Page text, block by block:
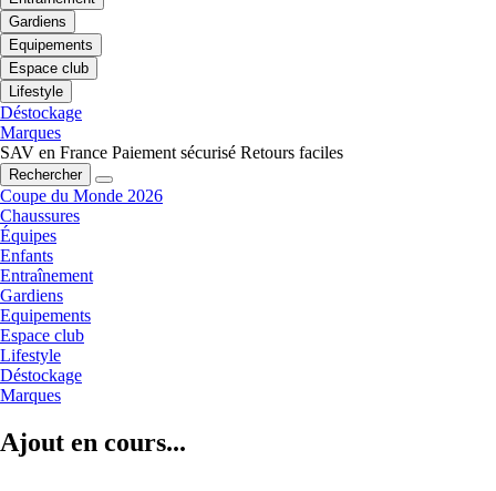
Gardiens
Equipements
Espace club
Lifestyle
Déstockage
Marques
SAV en France Paiement sécurisé Retours faciles
Rechercher
Coupe du Monde 2026
Chaussures
Équipes
Enfants
Entraînement
Gardiens
Equipements
Espace club
Lifestyle
Déstockage
Marques
Ajout en cours...